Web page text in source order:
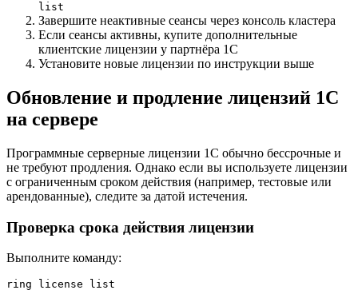
list
Завершите неактивные сеансы через консоль кластера
Если сеансы активны, купите дополнительные
клиентские лицензии у партнёра 1С
Установите новые лицензии по инструкции выше
Обновление и продление лицензий 1С
на сервере
Программные серверные лицензии 1С обычно бессрочные и
не требуют продления. Однако если вы используете лицензии
с ограниченным сроком действия (например, тестовые или
арендованные), следите за датой истечения.
Проверка срока действия лицензии
Выполните команду:
ring license list